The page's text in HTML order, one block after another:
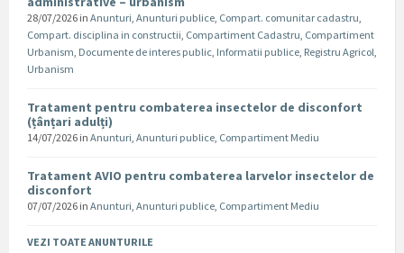
28/07/2026 in Anunturi, Anunturi publice, Compart. comunitar cadastru,
Compart. disciplina in constructii, Compartiment Cadastru, Compartiment
Urbanism, Documente de interes public, Informatii publice, Registru Agricol,
Urbanism
Tratament pentru combaterea insectelor de disconfort
(țânțari adulți)
14/07/2026 in Anunturi, Anunturi publice, Compartiment Mediu
Tratament AVIO pentru combaterea larvelor insectelor de
disconfort
07/07/2026 in Anunturi, Anunturi publice, Compartiment Mediu
VEZI TOATE ANUNTURILE